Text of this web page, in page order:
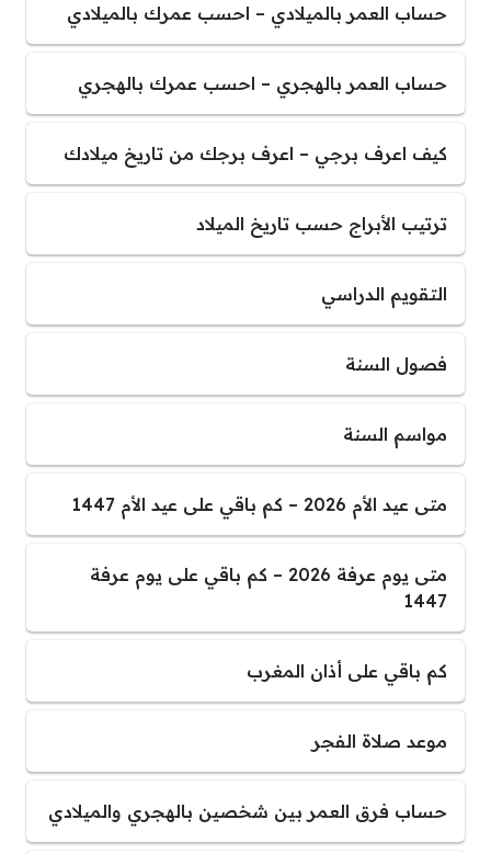
حساب العمر بالميلادي – احسب عمرك بالميلادي
حساب العمر بالهجري – احسب عمرك بالهجري
كيف اعرف برجي – اعرف برجك من تاريخ ميلادك
ترتيب الأبراج حسب تاريخ الميلاد
التقويم الدراسي
فصول السنة
مواسم السنة
متى عيد الأم 2026 – كم باقي على عيد الأم 1447
متى يوم عرفة 2026 – كم باقي على يوم عرفة
1447
كم باقي على أذان المغرب
موعد صلاة الفجر
حساب فرق العمر بين شخصين بالهجري والميلادي